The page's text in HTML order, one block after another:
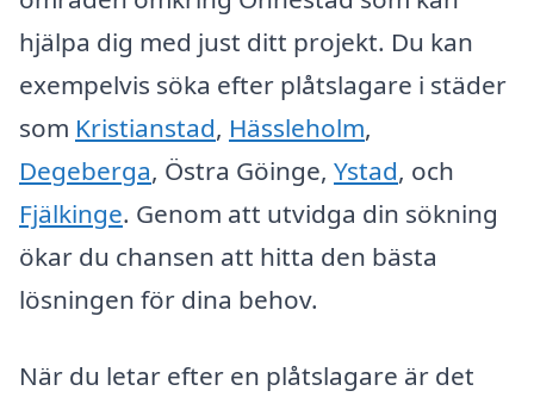
hjälpa dig med just ditt projekt. Du kan
exempelvis söka efter plåtslagare i städer
som Kristianstad, Hässleholm,
Degeberga, Östra Göinge, Ystad, och
Fjälkinge. Genom att utvidga din sökning
ökar du chansen att hitta den bästa
lösningen för dina behov.
När du letar efter en plåtslagare är det